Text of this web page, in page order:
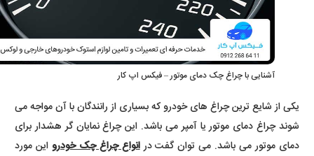
آشنایی با چراغ چک دمای موتور – فیکس اپ کار
یکی از شایع ترین چراغ های خودرو که بسیاری از رانندگان با آن مواجه می
شوند چراغ دمای موتور یا آمپر می باشد. این چراغ نمایان گر هشدار برای
دمای موتور می باشد. می توان گفت درانواع چراغ چک خودرو این مورد